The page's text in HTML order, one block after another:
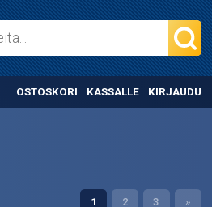
OSTOSKORI KASSALLE KIRJAUDU
1 2 3 »